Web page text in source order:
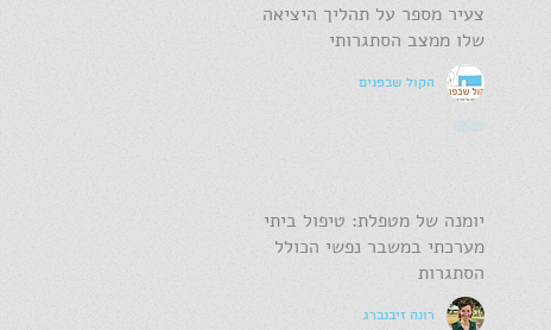
צעיר מספר על תהליך היציאה
שלו ממצב הסתגרותי
הקול שבפנים
יומנה של מטפלת: טיפול ביתי
מערכתי במשבר נפשי הכולל
הסתגרות
רונה זיבנברג